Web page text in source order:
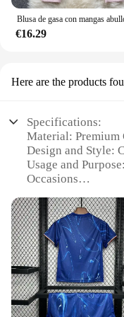
€16.29
Here are the products
Specifications:
Material: Premium
Design and Style:
Usage and
Occasions
Performance and
Durable Fabric
Parts and
Square
Features:
|Vendors|